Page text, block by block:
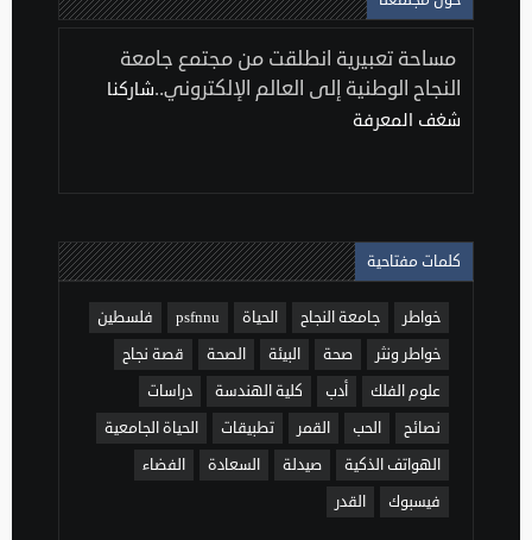
مساحة تعبيرية انطلقت من مجتمع جامعة
النجاح الوطنية إلى العالم الإلكتروني..شاركنا
شغف المعرفة
كلمات مفتاحية
خواطر جامعة النجاح الحياة psfnnu
فلسطين
خواطر ونثر
صحة البيئة الصحة
قصة نجاح
علوم الفلك
أدب كلية الهندسة
دراسات
نصائح
الحب القمر تطبيقات
الحياة الجامعية
الهواتف الذكية
صيدلة السعادة
الفضاء
فيسبوك
القدر